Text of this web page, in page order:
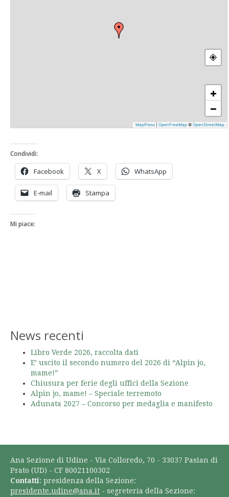
+
−
MapPress OpenFreeMap © OpenStreetMap
Condividi:
Facebook X WhatsApp
E-mail Stampa
Mi piace:
News recenti
Libro Verde 2026, raccolta dati
E’ uscito il secondo numero del 2026 di “Alpin jo,
mame!”
Chiusura per ferie degli uffici della Sezione
Alpin jo, mame! – Speciale terremoto
Adunata 2027 – Concorso per medaglia e manifesto
Ana Sezione di Udine - Via Colloredo, 70 - 33037 Pasian di
Prato (UD) - CF 80021100302
Contatti: presidenza della Sezione:
presidente.udine@ana.it - segreteria della Sezione: